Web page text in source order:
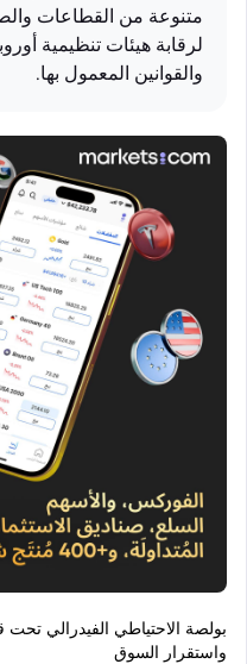
متنوعة من القطاعات
لرقابة هيئات تنظيمية
والقوانين المعمول بها.
بولصة الاحتياطي الفيدرالي
واستقرار السوق